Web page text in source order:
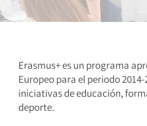
Erasmus+ es un programa
Europeo para el periodo
iniciativas de educación,
deporte.